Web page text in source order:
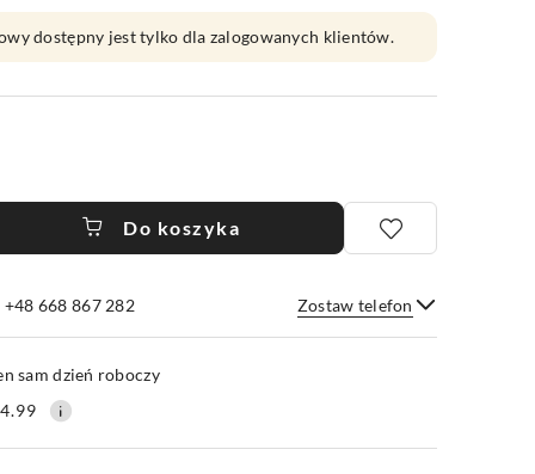
dostępny jest tylko dla zalogowanych klientów.
Do koszyka
668 867 282 Zostaw telefon
Wyślij
sam dzień roboczy